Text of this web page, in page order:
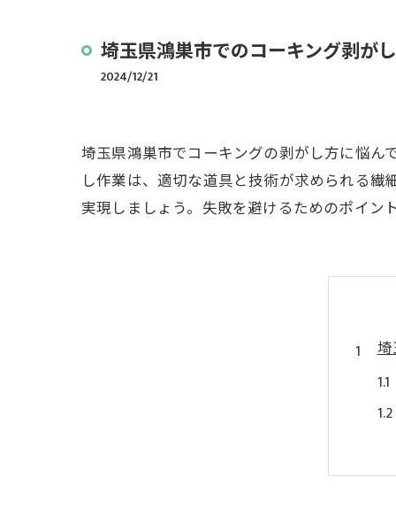
埼玉県鴻巣市でのコーキング剥が
2024/12/21
埼玉県鴻巣市でコーキングの剥がし方に悩
し作業は、適切な道具と技術が求められる
実現しましょう。失敗を避けるためのポイ